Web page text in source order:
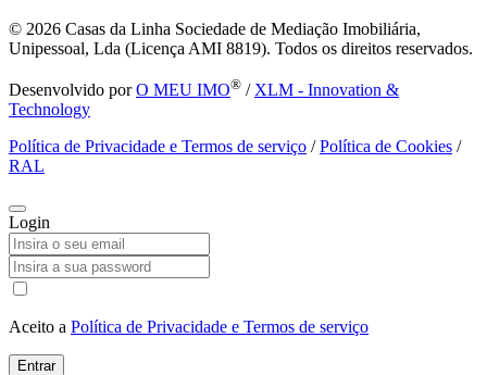
© 2026 Casas da Linha Sociedade de Mediação Imobiliária,
Unipessoal, Lda (Licença AMI 8819). Todos os direitos reservados.
Desenvolvido porO MEU IMO® / XLM - Innovation &
Technology
Política de Privacidade e Termos de serviço /Política de Cookies /
RAL
Login
Aceito a Política de Privacidade e Termos de serviço
Entrar